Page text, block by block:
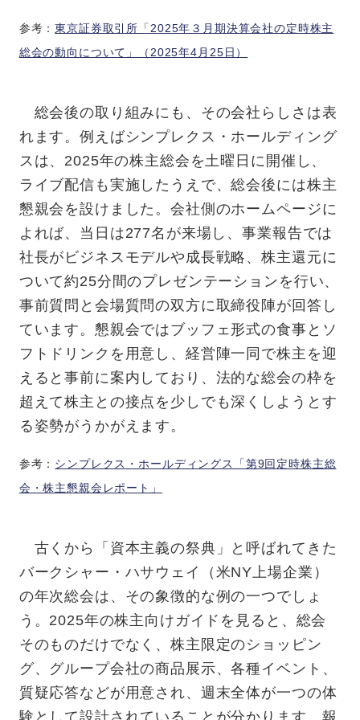
参考：東京証券取引所「2025年３月期決算会社の定時株主
総会の動向について」（2025年4月25日）
総会後の取り組みにも、その会社らしさは表
れます。例えばシンプレクス・ホールディング
スは、2025年の株主総会を土曜日に開催し、
ライブ配信も実施したうえで、総会後には株主
懇親会を設けました。会社側のホームページに
よれば、当日は277名が来場し、事業報告では
社長がビジネスモデルや成長戦略、株主還元に
ついて約25分間のプレゼンテーションを行い、
事前質問と会場質問の双方に取締役陣が回答し
ています。懇親会ではブッフェ形式の食事とソ
フトドリンクを用意し、経営陣一同で株主を迎
えると事前に案内しており、法的な総会の枠を
超えて株主との接点を少しでも深くしようとす
る姿勢がうかがえます。
参考： シンプレクス・ホールディングス「第9回定時株主総
会・株主懇親会レポート」
古くから「資本主義の祭典」と呼ばれてきた
バークシャー・ハサウェイ（米NY上場企業）
の年次総会は、その象徴的な例の一つでしょ
う。2025年の株主向けガイドを見ると、総会
そのものだけでなく、株主限定のショッピン
グ、グループ会社の商品展示、各種イベント、
質疑応答などが用意され、週末全体が一つの体